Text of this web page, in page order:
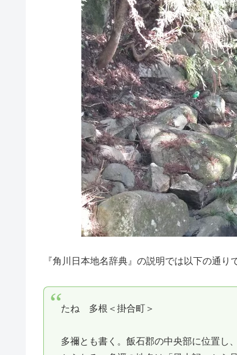
『角川日本地名辞典』の説明では以下の通り
たね 多根＜掛合町＞
多禰とも書く。飯石郡の中央部に位置し